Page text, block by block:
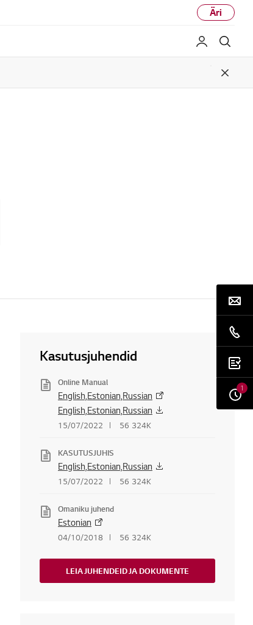
Äri
Minu LG
Close
Kasutusjuhendid
Online Manual
English,Estonian,Russian
English,Estonian,Russian
15/07/2022 56 324K
KASUTUSJUHIS
English,Estonian,Russian
15/07/2022 56 324K
Omaniku juhend
Estonian
04/10/2018 56 324K
LEIA JUHENDEID JA DOKUMENTE
1